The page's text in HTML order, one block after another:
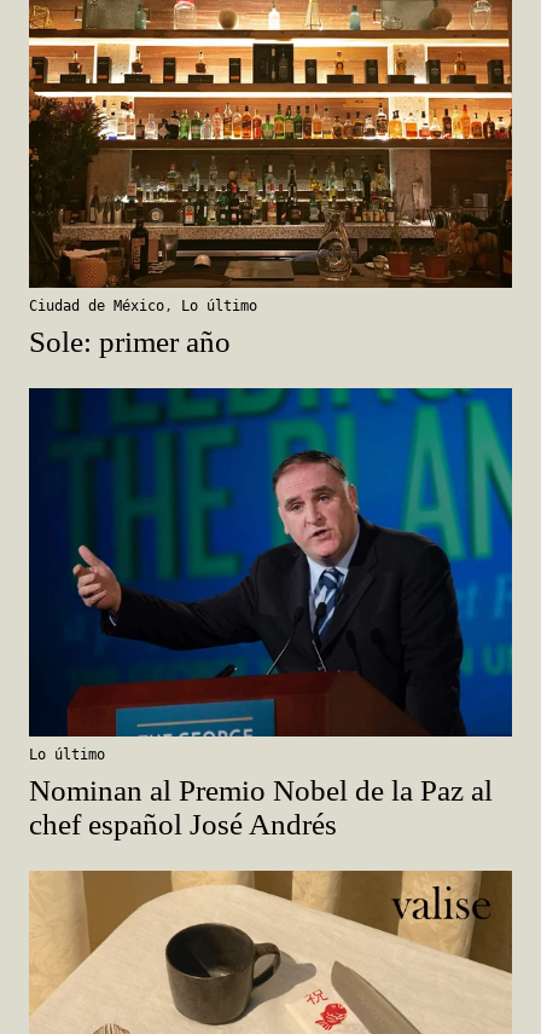
Ciudad de México, Lo último
Sole: primer año
Lo último
Nominan al Premio Nobel de la Paz al
chef español José Andrés